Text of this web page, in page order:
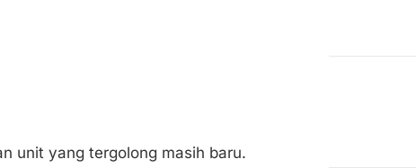
unit yang tergolong masih baru.